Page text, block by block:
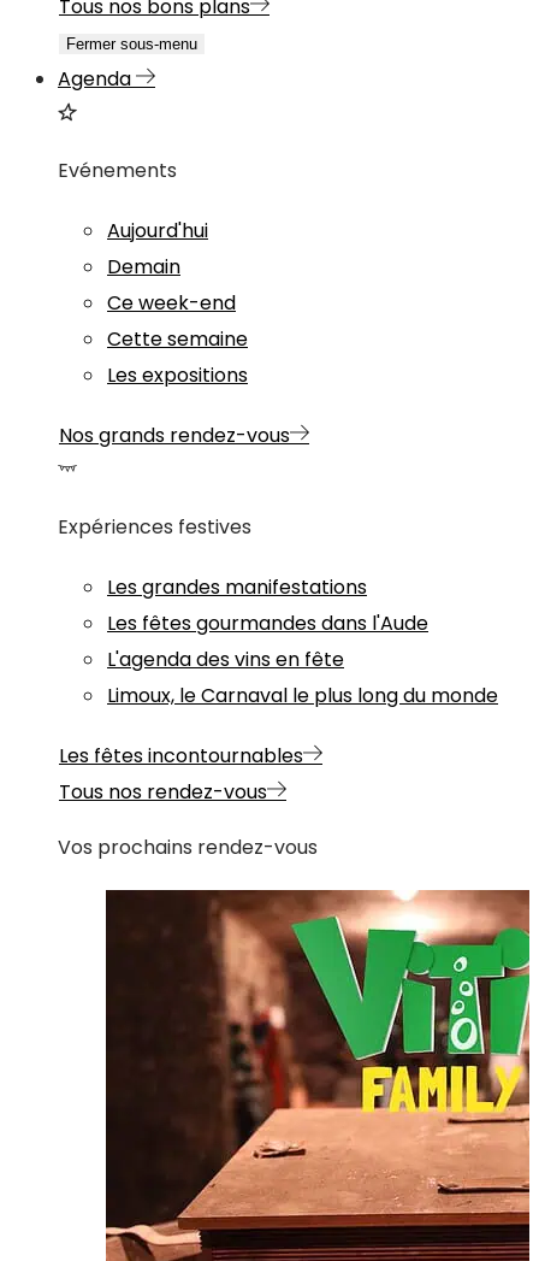
Tous nos bons plans
Fermer sous-menu
Agenda
Evénements
Aujourd'hui
Demain
Ce week-end
Cette semaine
Les expositions
Nos grands rendez-vous
Expériences festives
Les grandes manifestations
Les fêtes gourmandes dans l'Aude
L'agenda des vins en fête
Limoux, le Carnaval le plus long du monde
Les fêtes incontournables
Tous nos rendez-vous
Vos prochains rendez-vous